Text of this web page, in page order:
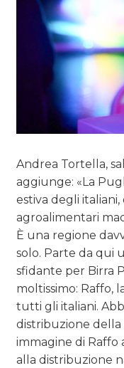
Andrea Tortella,
aggiunge: «La
estiva degli
agroalimentari
È una regione
solo. Parte da qui
sfidante per Birra
moltissimo: Raffo,
tutti gli italiani.
distribuzione
immagine di Raffo
alla distribuzione